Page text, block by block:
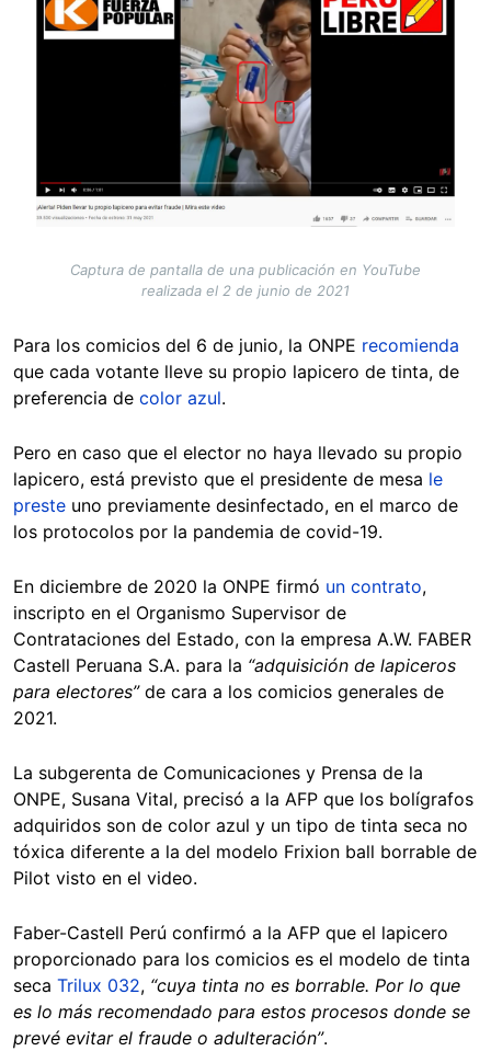
Captura de pantalla de una publicación en YouTube
realizada el 2 de junio de 2021
Para los comicios del 6 de junio, la ONPE recomienda
que cada votante lleve su propio lapicero de tinta, de
preferencia de color azul.
Pero en caso que el elector no haya llevado su propio
lapicero, está previsto que el presidente de mesa le
preste uno previamente desinfectado, en el marco de
los protocolos por la pandemia de covid-19.
En diciembre de 2020 la ONPE firmó un contrato,
inscripto en el Organismo Supervisor de
Contrataciones del Estado, con la empresa A.W. FABER
Castell Peruana S.A. para la “adquisición de lapiceros
para electores” de cara a los comicios generales de
2021.
La subgerenta de Comunicaciones y Prensa de la
ONPE, Susana Vital, precisó a la AFP que los bolígrafos
adquiridos son de color azul y un tipo de tinta seca no
tóxica diferente a la del modelo Frixion ball borrable de
Pilot visto en el video.
Faber-Castell Perú confirmó a la AFP que el lapicero
proporcionado para los comicios es el modelo de tinta
seca Trilux 032, “cuya tinta no es borrable. Por lo que
es lo más recomendado para estos procesos donde se
prevé evitar el fraude o adulteración”.